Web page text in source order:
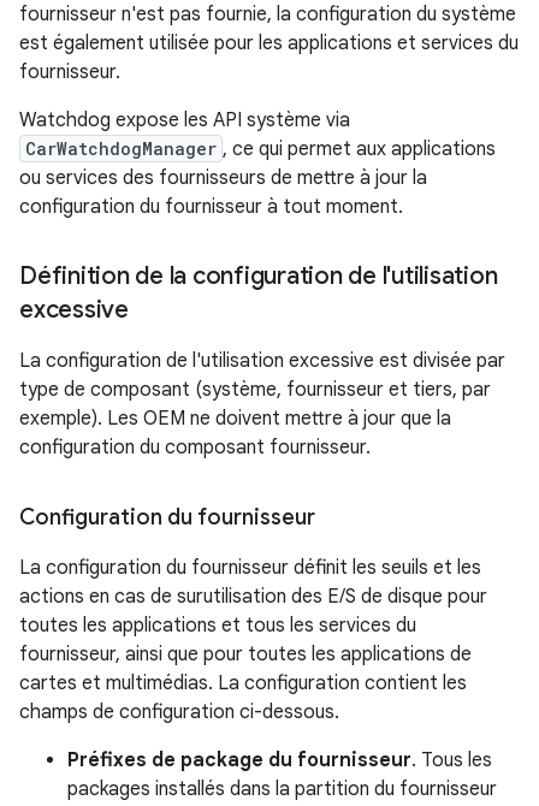
fournisseur n'est pas fournie, la configuration du système
est également utilisée pour les applications et services du
fournisseur.
Watchdog expose les API système via
CarWatchdogManager , ce qui permet aux applications
ou services des fournisseurs de mettre à jour la
configuration du fournisseur à tout moment.
Définition de la configuration de l'utilisation
excessive
La configuration de l'utilisation excessive est divisée par
type de composant (système, fournisseur et tiers, par
exemple). Les OEM ne doivent mettre à jour que la
configuration du composant fournisseur.
Configuration du fournisseur
La configuration du fournisseur définit les seuils et les
actions en cas de surutilisation des E/S de disque pour
toutes les applications et tous les services du
fournisseur, ainsi que pour toutes les applications de
cartes et multimédias. La configuration contient les
champs de configuration ci-dessous.
Préfixes de package du fournisseur. Tous les
packages installés dans la partition du fournisseur